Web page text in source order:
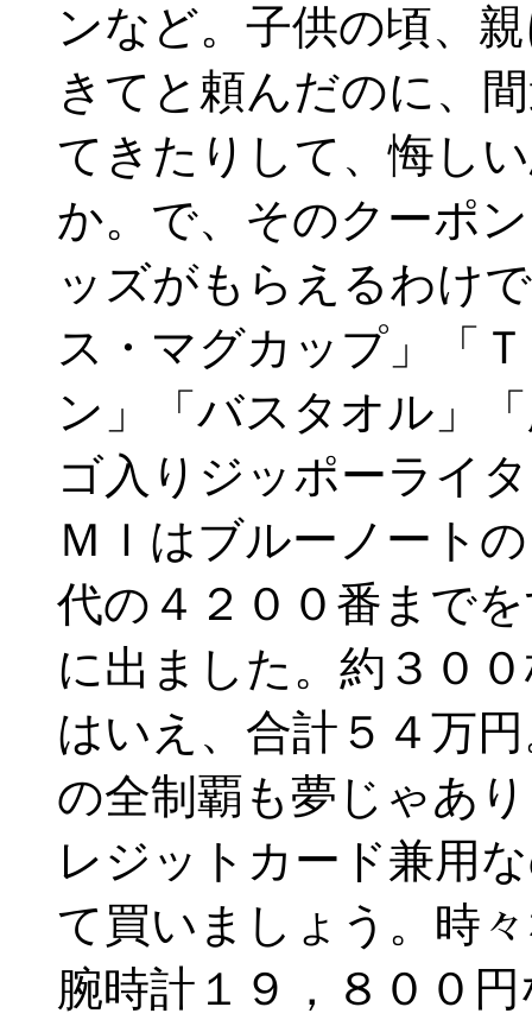
ンなど。子供の頃、
きてと頼んだのに、
てきたりして、悔し
か。で、そのクーポ
ッズがもらえるわけ
ス・マグカップ」「
ン」「バスタオル」
ゴ入りジッポーライ
ＭＩはブルーノート
代の４２００番まで
に出ました。約３０
はいえ、合計５４万
の全制覇も夢じゃあ
レジットカード兼用
て買いましょう。時
腕時計１９，８００